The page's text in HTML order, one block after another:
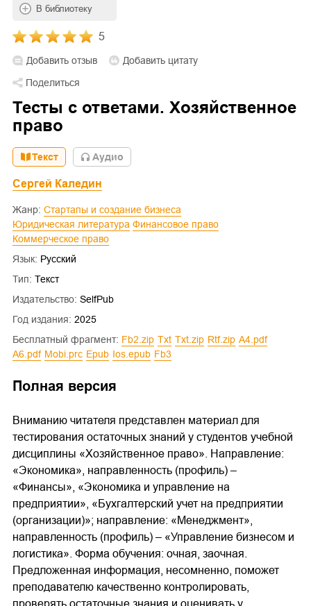
В библиотеку
5
Добавить отзыв
Добавить цитату
Поделиться
Тесты с ответами. Хозяйственное
право
Текст Aудио
Сергей Каледин
Жанр:
Стартапы и создание бизнеса
Юридическая литература
Финансовое право
Коммерческое право
Язык: Русский
Тип: Текст
Издательство: SelfPub
Год издания: 2025
Бесплатный фрагмент:
fb2.zip txt txt.zip rtf.zip
a4.pdf
a6.pdf
mobi.prc epub ios.epub fb3
Полная версия
Вниманию читателя представлен материал для
тестирования остаточных знаний у студентов учебной
дисциплины «Хозяйственное право». Направление:
«Экономика», направленность (профиль) –
«Финансы», «Экономика и управление на
предприятии», «Бухгалтерский учет на предприятии
(организации)»; направление: «Менеджмент»,
направленность (профиль) – «Управление бизнесом и
логистика». Форма обучения: очная, заочная.
Предложенная информация, несомненно, поможет
преподавателю качественно контролировать,
проверять остаточные знания и оценивать у